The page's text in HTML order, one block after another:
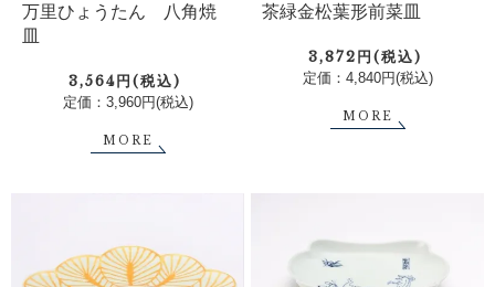
万里ひょうたん 八角焼
皿
3,564円(税込)
定価：3,960円(税込)
MORE
茶緑金松葉形前菜皿
3,872円(税込)
定価：4,840円(税込)
MORE